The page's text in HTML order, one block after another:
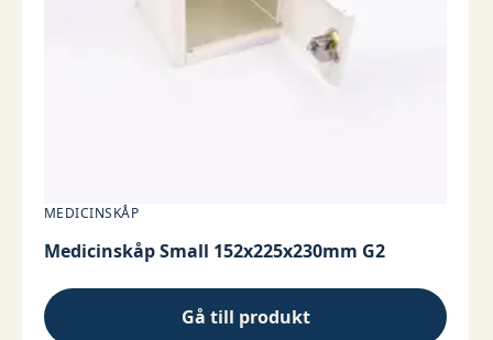
MEDICINSKÅP
Medicinskåp Small 152x225x230mm G2
Gå till produkt